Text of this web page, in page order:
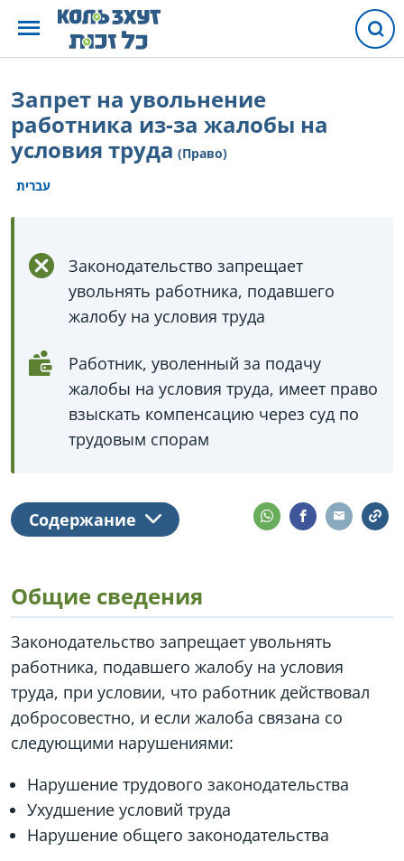
Запрет на увольнение
работника из-за жалобы на
условия труда (Право)
עברית
Законодательство запрещает
увольнять работника, подавшего
жалобу на условия труда
Работник, уволенный за подачу
жалобы на условия труда, имеет право
взыскать компенсацию через суд по
трудовым спорам
Содержание
Общие сведения
Законодательство запрещает увольнять
работника, подавшего жалобу на условия
труда, при условии, что работник действовал
добросовестно, и если жалоба связана со
следующими нарушениями:
Нарушение трудового законодательства
Ухудшение условий труда
Нарушение общего законодательства